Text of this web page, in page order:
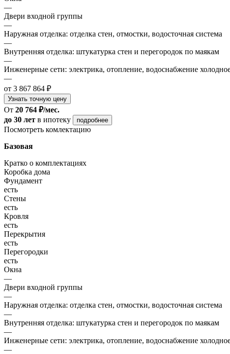
—
Двери входной группы
—
Наружная отделка: отделка стен, отмостки, водосточная система
—
Внутренняя отделка: штукатурка стен и перегородок по маякам
—
Инженерные сети: электрика, отопление, водоснабжение
—
от 3 867 864 ₽
Узнать точную цену
От 20 764 ₽/мес.
до 30 лет в ипотеку подробнее
Посмотреть комлектацию
Базовая
Кратко о комплектациях
Коробка дома
Фундамент
есть
Стены
есть
Кровля
есть
Перекрытия
есть
Перегородки
есть
Окна
—
Двери входной группы
—
Наружная отделка: отделка стен, отмостки, водосточная система
—
Внутренняя отделка: штукатурка стен и перегородок по маякам
—
Инженерные сети: электрика, отопление, водоснабжение
—